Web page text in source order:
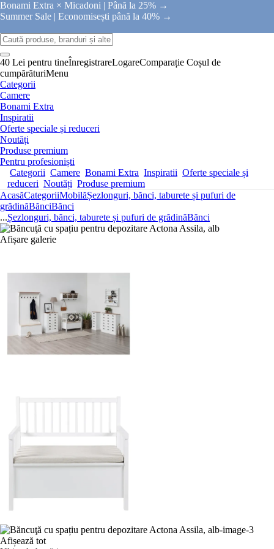
Bonami Extra × Micadoni | Până la 25% →
Summer Sale | Economisești până la 40% →
40 Lei pentru tineÎnregistrareLogareComparație Coșul de
cumpărăturiMenu
Categorii
Camere
Bonami Extra
Inspiratii
Oferte speciale și reduceri
Noutăți
Produse premium
Pentru profesioniști
Categorii Camere Bonami Extra Inspiratii Oferte speciale și
reduceri Noutăți Produse premium
AcasăCategoriiMobilăȘezlonguri, bănci, taburete și pufuri de
grădinăBănciBănci
...Șezlonguri, bănci, taburete și pufuri de grădinăBănci
Afișare galerie
Afișează tot